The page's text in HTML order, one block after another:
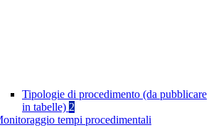
Tipologie di procedimento (da pubblicare
in tabelle) 2
tempi procedimentali